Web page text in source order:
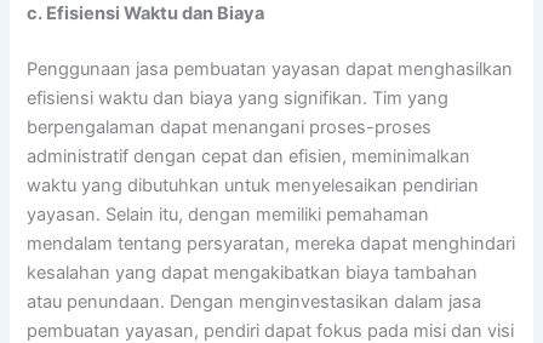
c. Efisiensi Waktu dan Biaya
Penggunaan jasa pembuatan yayasan dapat menghasilkan
efisiensi waktu dan biaya yang signifikan. Tim yang
berpengalaman dapat menangani proses-proses
administratif dengan cepat dan efisien, meminimalkan
waktu yang dibutuhkan untuk menyelesaikan pendirian
yayasan. Selain itu, dengan memiliki pemahaman
mendalam tentang persyaratan, mereka dapat menghindari
kesalahan yang dapat mengakibatkan biaya tambahan
atau penundaan. Dengan menginvestasikan dalam jasa
pembuatan yayasan, pendiri dapat fokus pada misi dan visi